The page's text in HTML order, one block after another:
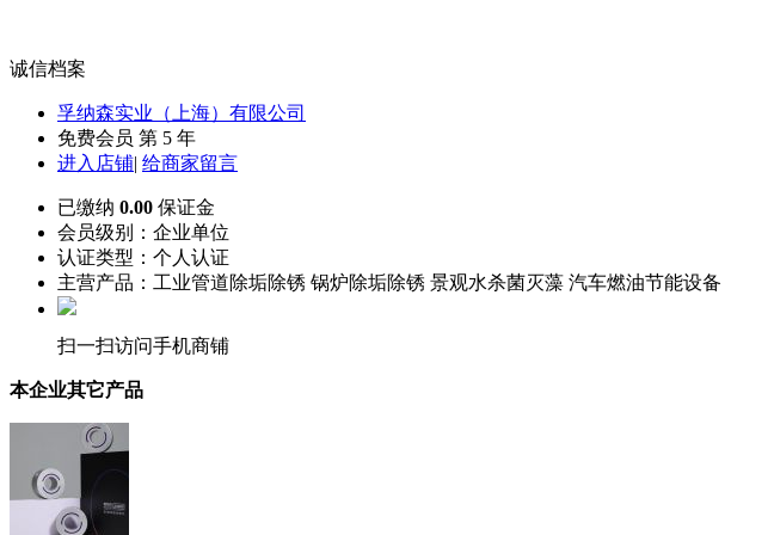
诚信档案
孚纳森实业（上海）有限公司
免费会员 第 5 年
进入店铺| 给商家留言
已缴纳 0.00 保证金
会员级别： 企业单位
认证类型： 个人认证
主营产品：工业管道除垢除锈 锅炉除垢除锈 景观水杀菌灭藻 汽车燃油节能设备
扫一扫访问手机商铺
本企业其它产品